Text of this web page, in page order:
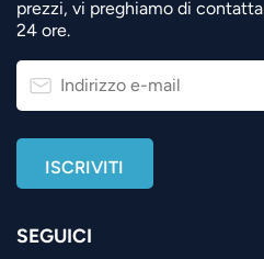
prezzi, vi preghiamo di
24 ore.
SEGUICI